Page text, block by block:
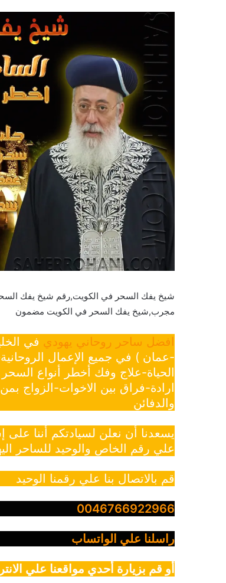
شيخ يفك السحر في الكويت,رقم شيخ يفك
مجرب,شيخ يفك السحر في الكويت مضمون
افضل ساحر روحاني يهودي في
-عمان ) في جميع الإعمال
الحياة-علاج وفك أخطر أنواع
ارادة-فراق بين الاخوات-الزواج
والدفائن
يسعدنا أن نعلن لسيادتكم أننا
علي رقم الخاص والوحيد للساحر
قم بالاتصال بنا علي رقمنا الوحيد
0046766922966
راسلنا علي الواتساب
أو قم بزيارة أحدي مواقعنا علي